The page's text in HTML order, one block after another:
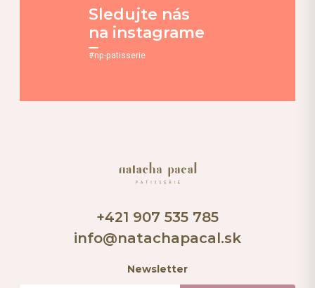
Sledujte nás
na instagrame
#np-patisserie
+421 907 535 785
info@natachapacal.sk
Newsletter